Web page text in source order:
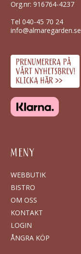
Org.nr: 916764-4237
Tel040-45 70 24
info@almaregarden.se
MENY
WEBBUTIK
BISTRO
OM OSS
KONTAKT
LOGIN
ÅNGRA KÖP